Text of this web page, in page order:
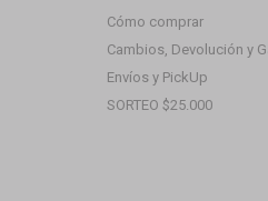
Cómo comprar
Cambios, Devolución y
Envíos y PickUp
SORTEO $25.000